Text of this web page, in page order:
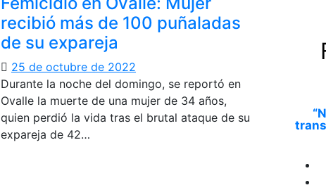
recibió más de 100 puñaladas
de su expareja
25 de octubre de 2022
Durante la noche del domingo, se reportó en
Ovalle la muerte de una mujer de 34 años,
quien perdió la vida tras el brutal ataque de su
expareja de 42…